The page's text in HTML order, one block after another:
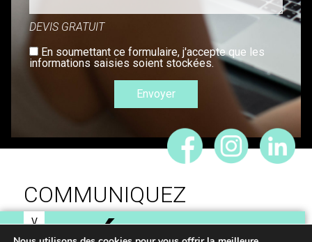
DEVIS GRATUIT
En soumettant ce formulaire, j'accepte que les
informations saisies soient stockées.
COMMUNIQUEZ
V